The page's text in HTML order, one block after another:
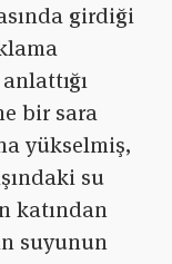
girdiği
bir sara
yükselmiş,
su
katından
suyunun